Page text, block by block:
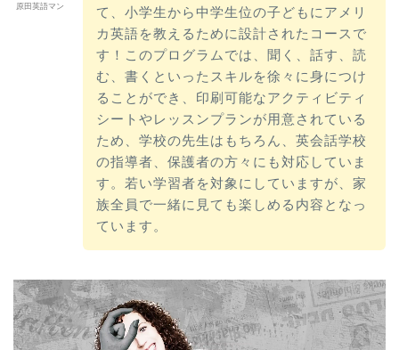
原田英語マン
て、小学生から中学生位の子どもにアメリ
カ英語を教えるために設計されたコースで
す！このプログラムでは、聞く、話す、読
む、書くといったスキルを徐々に身につけ
ることができ、印刷可能なアクティビティ
シートやレッスンプランが用意されている
ため、学校の先生はもちろん、英会話学校
の指導者、保護者の方々にも対応していま
す。若い学習者を対象にしていますが、家
族全員で一緒に見ても楽しめる内容となっ
ています。
動
画
プ
レ